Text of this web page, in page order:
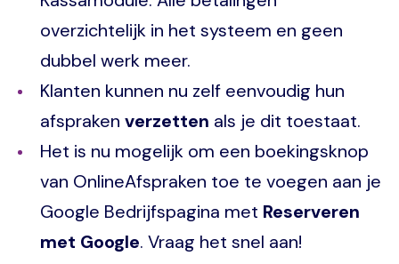
overzichtelijk in het systeem en geen
dubbel werk meer.
Klanten kunnen nu zelf eenvoudig hun
afspraken verzetten als je dit toestaat.
Het is nu mogelijk om een boekingsknop
van OnlineAfspraken toe te voegen aan je
Google Bedrijfspagina met Reserveren
met Google. Vraag het snel aan!